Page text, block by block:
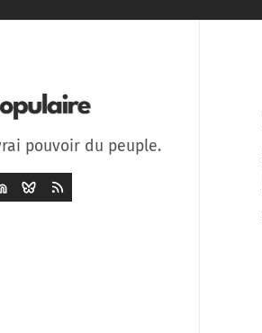
pouvoir du peuple.